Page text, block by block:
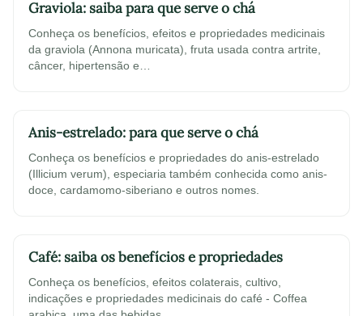
Graviola: saiba para que serve o chá
Conheça os benefícios, efeitos e propriedades medicinais
da graviola (Annona muricata), fruta usada contra artrite,
câncer, hipertensão e…
Anis-estrelado: para que serve o chá
Conheça os benefícios e propriedades do anis-estrelado
(Illicium verum), especiaria também conhecida como anis-
doce, cardamomo-siberiano e outros nomes.
Café: saiba os benefícios e propriedades
Conheça os benefícios, efeitos colaterais, cultivo,
indicações e propriedades medicinais do café - Coffea